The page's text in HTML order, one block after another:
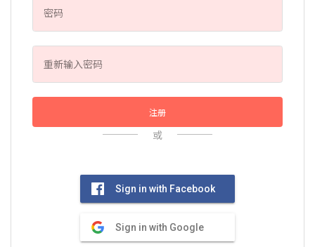
注册
或
Sign in with Facebook
Sign in with Google